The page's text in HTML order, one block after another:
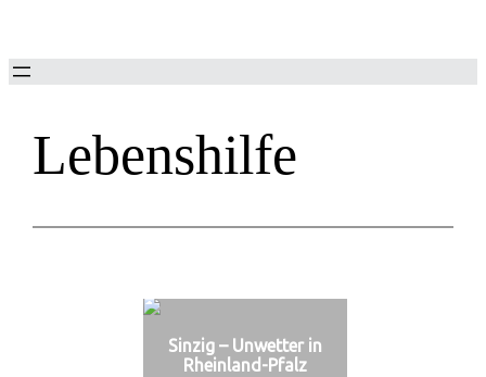
springen
Lebenshilfe
Sinzig – Unwetter in
Rheinland-Pfalz